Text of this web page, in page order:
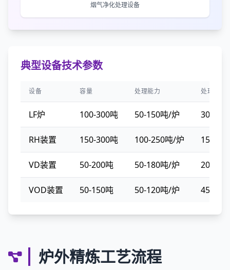
烟气净化处理设备
典型设备技术参数
设备 容量 处理能力 处理时间
LF炉 100-300吨 50-150吨/炉 30-60
RH装置 150-300吨 100-250吨/炉 15-45
VD装置 50-200吨 50-180吨/炉 20-60
VOD装置 50-150吨 50-120吨/炉 45-90
炉外精炼工艺流程